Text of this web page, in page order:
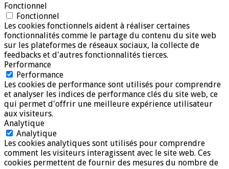
Fonctionnel
Fonctionnel
Les cookies fonctionnels aident à réaliser certaines
fonctionnalités comme le partage du contenu du site web
sur les plateformes de réseaux sociaux, la collecte de
feedbacks et d'autres fonctionnalités tierces.
Performance
Performance
Les cookies de performance sont utilisés pour comprendre
et analyser les indices de performance clés du site web, ce
qui permet d'offrir une meilleure expérience utilisateur
aux visiteurs.
Analytique
Analytique
Les cookies analytiques sont utilisés pour comprendre
comment les visiteurs interagissent avec le site web. Ces
cookies permettent de fournir des mesures du nombre de